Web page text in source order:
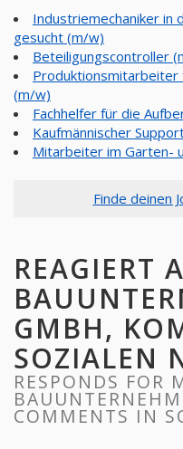
Industriemechaniker in
gesucht (m/w)
Beteiligungscontroller
(m/w)
Fachhelfer für die
Kaufmännischer
Mitarbeiter im Garten-
Finde deinen
REAGIERT
GMBH,
SOZIALEN
RESPONDS FOR
COMMENTS IN